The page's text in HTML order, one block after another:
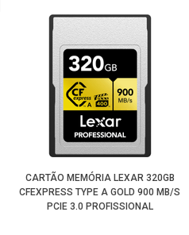
CARTÃO MEMÓRIA LEXAR 320GB
CFEXPRESS TYPE A GOLD 900 MB/S
PCIE 3.0 PROFISSIONAL